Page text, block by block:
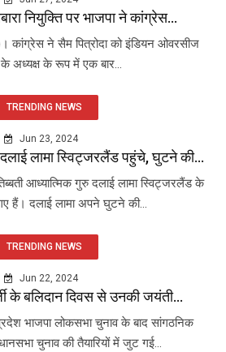
नियुक्ति पर भाजपा ने कांग्रेस...
कांग्रेस ने सैम पित्रोदा को इंडियन ओवरसीज
अध्यक्ष के रूप में एक बार...
TRENDING NEWS
Jun 23, 2024
लामा स्विट्जरलैंड पहुंचे, घुटने की...
आध्यात्मिक गुरु दलाई लामा स्विट्जरलैंड के
हैं। दलाई लामा अपने घुटने की...
TRENDING NEWS
Jun 22, 2024
के बलिदान दिवस से उनकी जयंती...
भाजपा लोकसभा चुनाव के बाद सांगठनिक
चुनाव की तैयारियों में जुट गई...